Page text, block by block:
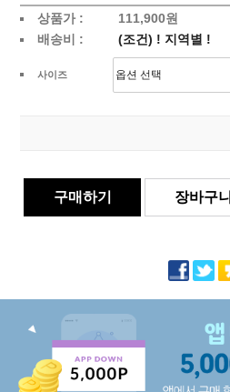
상품가 :
111,900원
배송비 :
(조건) ! 지역별 !
사이즈
구매하기 장바구니